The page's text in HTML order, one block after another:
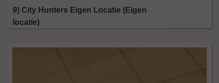
9) City Hunters Eigen Locatie (Eigen
locatie)